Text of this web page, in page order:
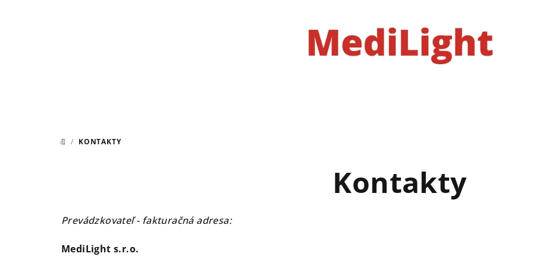
DOMOV
/ KONTAKTY
Kontakty
Prevádzkovateľ - fakturačná adresa:
MediLight s.r.o.